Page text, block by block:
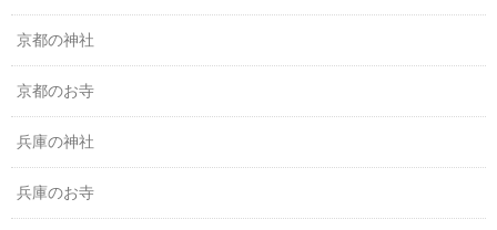
京都の神社
京都のお寺
兵庫の神社
兵庫のお寺